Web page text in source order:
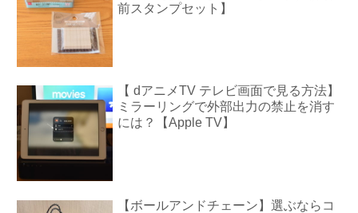
前スタンプセット】
【 dアニメTV テレビ画面で見る方法】
ミラーリングで外部出力の禁止を消す
には？【Apple TV】
【ボールアンドチェーン】選ぶならコ